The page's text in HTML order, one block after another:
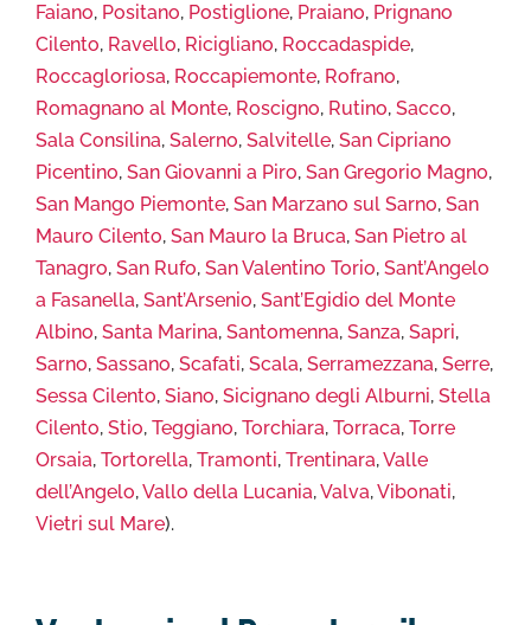
Faiano, Positano, Postiglione, Praiano, Prignano
Cilento, Ravello, Ricigliano, Roccadaspide,
Roccagloriosa, Roccapiemonte, Rofrano,
Romagnano al Monte, Roscigno, Rutino, Sacco,
Sala Consilina, Salerno, Salvitelle, San Cipriano
Picentino, San Giovanni a Piro, San Gregorio Magno,
San Mango Piemonte, San Marzano sul Sarno, San
Mauro Cilento, San Mauro la Bruca, San Pietro al
Tanagro, San Rufo, San Valentino Torio, Sant’Angelo
a Fasanella, Sant’Arsenio, Sant’Egidio del Monte
Albino, Santa Marina, Santomenna, Sanza, Sapri,
Sarno, Sassano, Scafati, Scala, Serramezzana, Serre,
Sessa Cilento, Siano, Sicignano degli Alburni, Stella
Cilento, Stio, Teggiano, Torchiara, Torraca, Torre
Orsaia, Tortorella, Tramonti, Trentinara,Valle
dell’Angelo,Vallo della Lucania,Valva,Vibonati,
Vietri sul Mare).